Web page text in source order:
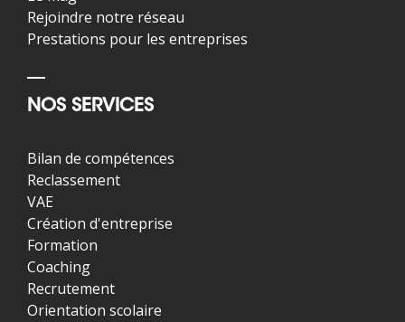
Rejoindre notre réseau
Prestations pour les entreprises
NOS SERVICES
Bilan de compétences
Reclassement
VAE
Création d'entreprise
Formation
Coaching
Recrutement
Orientation scolaire